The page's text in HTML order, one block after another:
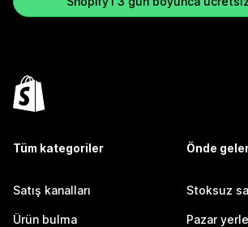
Tüm kategoriler
Satış kanalları
Ürün bulma
Önde
Stoksuz
Pazar